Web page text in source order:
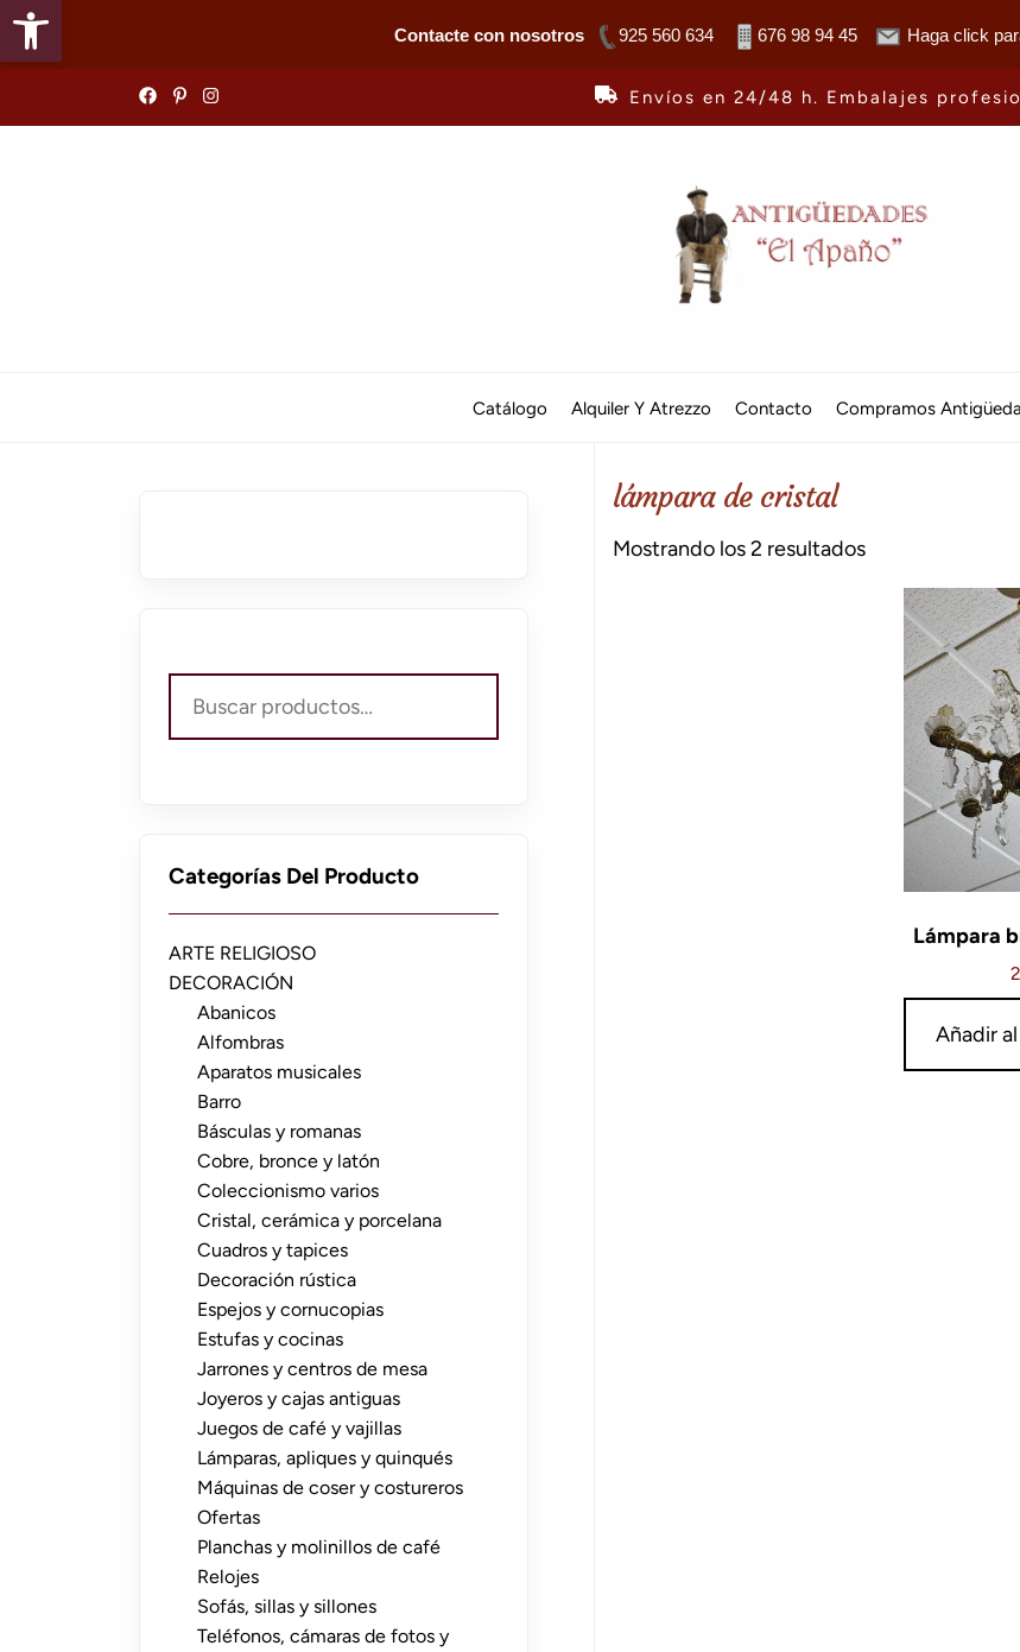
Abrir barra de herramientas
Contacte con nosotros 925 560 634 676 98 94 45 Haga click
Envíos en 24/48 h. Embalajes
El
Catálogo Alquiler Y Atrezzo Contacto Compramos
lámpara de cristal
Mostrando los 2 resultadosOrdenado
últimos
Lámpara
Añadir
por:
Categorías Del Producto
ARTE RELIGIOSO
DECORACIÓN
Abanicos
Alfombras
Aparatos musicales
Barro
Básculas y romanas
Cobre, bronce y latón
Coleccionismo varios
Cristal, cerámica y porcelana
Cuadros y tapices
Decoración rústica
Espejos y cornucopias
Estufas y cocinas
Jarrones y centros de mesa
Joyeros y cajas antiguas
Juegos de café y vajillas
Lámparas, apliques y quinqués
Máquinas de coser y costureros
Ofertas
Planchas y molinillos de café
Relojes
Sofás, sillas y sillones
Teléfonos, cámaras de fotos y